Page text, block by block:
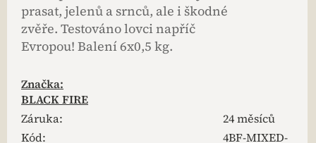
prasat, jelenů a srnců, ale i škodné
zvěře. Testováno lovci napříč
Evropou! Balení 6x0,5 kg.
Značka:
BLACK FIRE
Záruka:
24 měsíců
Kód:
4BF-MIXED-